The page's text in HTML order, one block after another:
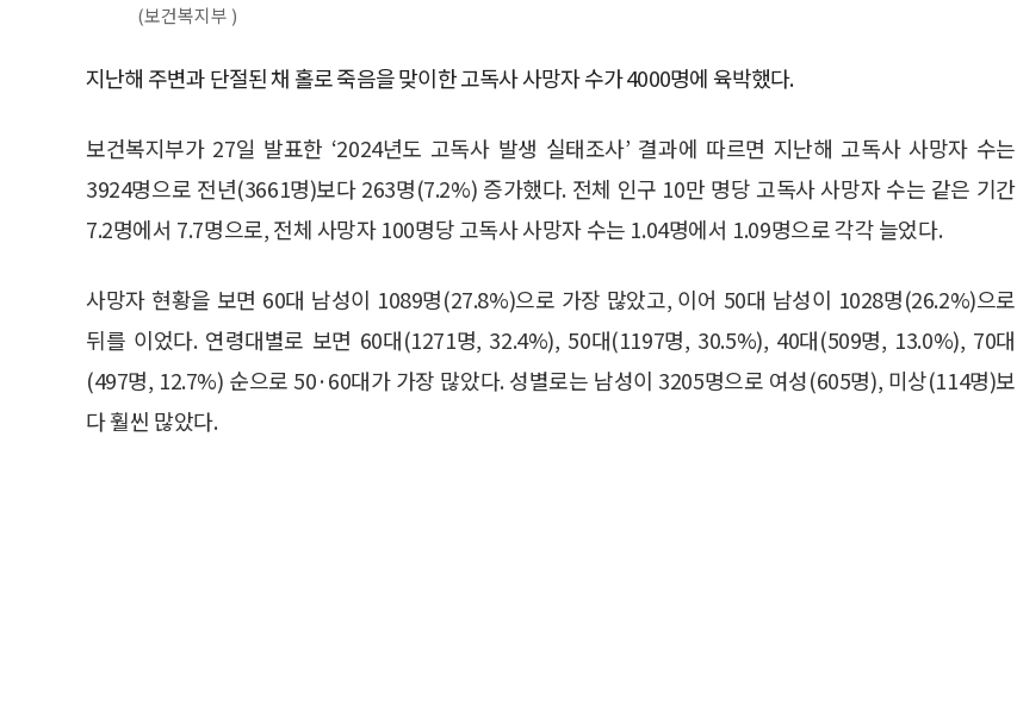
(보건복지부 )
지난해 주변과 단절된 채 홀로 죽음을 맞이한 고독사 사망자 수가 4000명에 육박했다.
보건복지부가 27일 발표한 ‘2024년도 고독사 발생 실태조사’ 결과에 따르면 지난해 고독사 사망자 수는
3924명으로 전년(3661명)보다 263명(7.2%) 증가했다. 전체 인구 10만 명당 고독사 사망자 수는 같은 기간
7.2명에서 7.7명으로, 전체 사망자 100명당 고독사 사망자 수는 1.04명에서 1.09명으로 각각 늘었다.
사망자 현황을 보면 60대 남성이 1089명(27.8%)으로 가장 많았고, 이어 50대 남성이 1028명(26.2%)으로
뒤를 이었다. 연령대별로 보면 60대(1271명, 32.4%), 50대(1197명, 30.5%), 40대(509명, 13.0%), 70대
(497명, 12.7%) 순으로 50·60대가 가장 많았다. 성별로는 남성이 3205명으로 여성(605명), 미상(114명)보
다 훨씬 많았다.